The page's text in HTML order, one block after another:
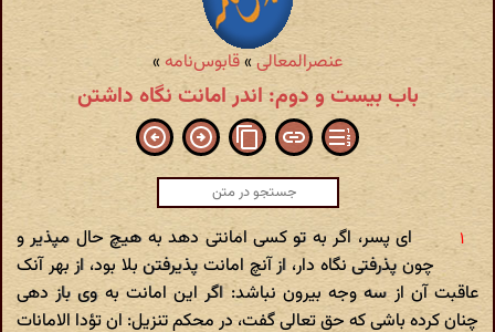
عنصرالمعالی»قابوس‌نامه»
باب بیست و دوم: اندر امانت نگاه داشتن
ای پسر، اگر به تو کسی امانتی دهد به هیچ حال مپذیر و
چون پذرفتی نگاه دار، از آنچ امانت پذیرفتن بلا بود، از بهر آنک
عاقبت آن از سه وجه بیرون نباشد: اگر این امانت به وی باز دهی
چنان کرده باشی که حق تعالی گفت، در محکم تنزیل: ان تؤدا الامانات